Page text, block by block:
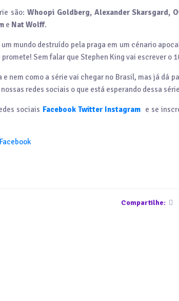
são: Whoopi Goldberg, Alexander Skarsgard,
e Nat Wolff.
mundo destruído pela praga em um cénario
Sem falar que Stephen King vai escrever o
nem como a série vai chegar no Brasil, mas já dá
redes sociais o que está esperando dessa
sociais Facebook Twitter Instagram e se
Compartilhe: